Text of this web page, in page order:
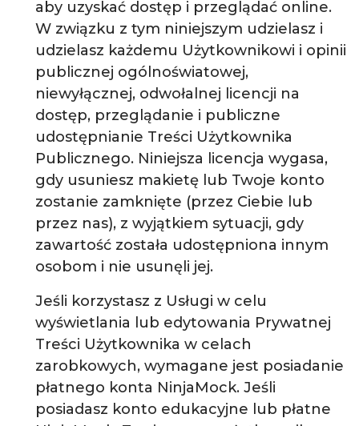
aby uzyskać dostęp i przeglądać online.
W związku z tym niniejszym udzielasz i
udzielasz każdemu Użytkownikowi i opinii
publicznej ogólnoświatowej,
niewyłącznej, odwołalnej licencji na
dostęp, przeglądanie i publiczne
udostępnianie Treści Użytkownika
Publicznego. Niniejsza licencja wygasa,
gdy usuniesz makietę lub Twoje konto
zostanie zamknięte (przez Ciebie lub
przez nas), z wyjątkiem sytuacji, gdy
zawartość została udostępniona innym
osobom i nie usunęli jej.
Jeśli korzystasz z Usługi w celu
wyświetlania lub edytowania Prywatnej
Treści Użytkownika w celach
zarobkowych, wymagane jest posiadanie
płatnego konta NinjaMock. Jeśli
posiadasz konto edukacyjne lub płatne